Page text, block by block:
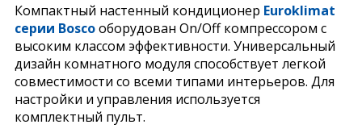
Компактный настенный кондиционер Euroklimat
серии Boscoоборудован On/Off компрессором с
высоким классом эффективности. Универсальный
дизайн комнатного модуля способствует легкой
совместимости со всеми типами интерьеров. Для
настройки и управления используется
комплектный пульт.